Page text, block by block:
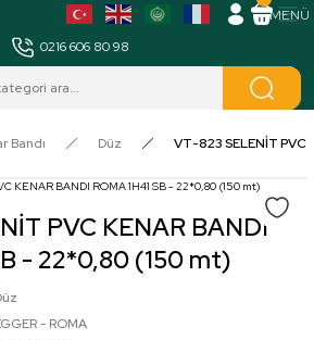
0216 606 80 98
Bandı Düz VT-823 SELENİT PVC
PVC KENAR BANDI
- 22*0,80 (150 mt)
- ROMA